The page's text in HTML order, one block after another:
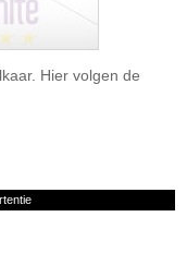
Hier volgen de